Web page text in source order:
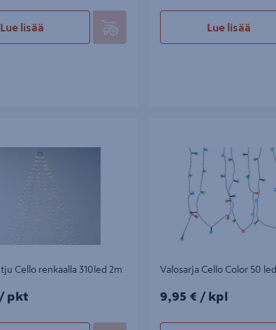
Lue lisää Lue lisää
Cello renkaalla 310led 2m
/ pkt
Valosarja Cello Color 50 led
9,95€/kpl
9,95 € / kpl